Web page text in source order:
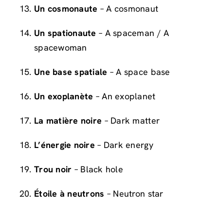
Un cosmonaute – A cosmonaut
Un spationaute – A spaceman / A
spacewoman
Une base spatiale – A space base
Un exoplanète – An exoplanet
La matière noire – Dark matter
L’énergie noire – Dark energy
Trou noir – Black hole
Étoile à neutrons – Neutron star